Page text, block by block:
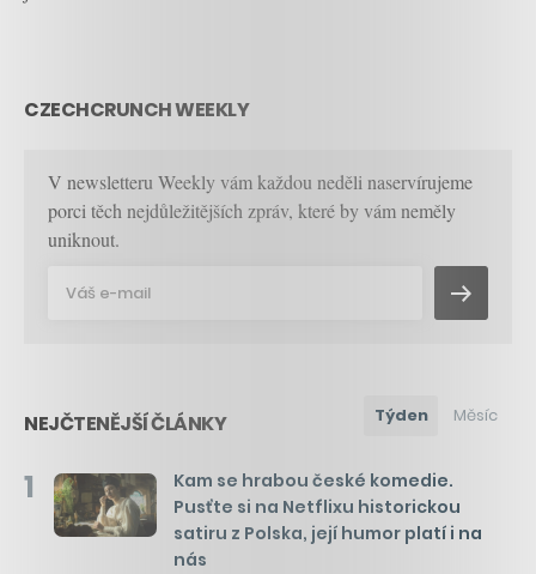
CZECHCRUNCH WEEKLY
V newsletteru Weekly vám každou neděli naservírujeme
porci těch nejdůležitějších zpráv, které by vám neměly
uniknout.
NEJČTENĚJŠÍ ČLÁNKY Týden Měsíc
1
Kam se hrabou české komedie.
Pusťte si na Netflixu historickou
satiru z Polska, její humor platí i na
nás